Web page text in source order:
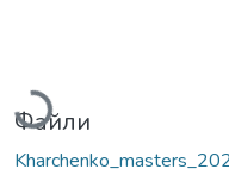
Вантажиться...
Файли